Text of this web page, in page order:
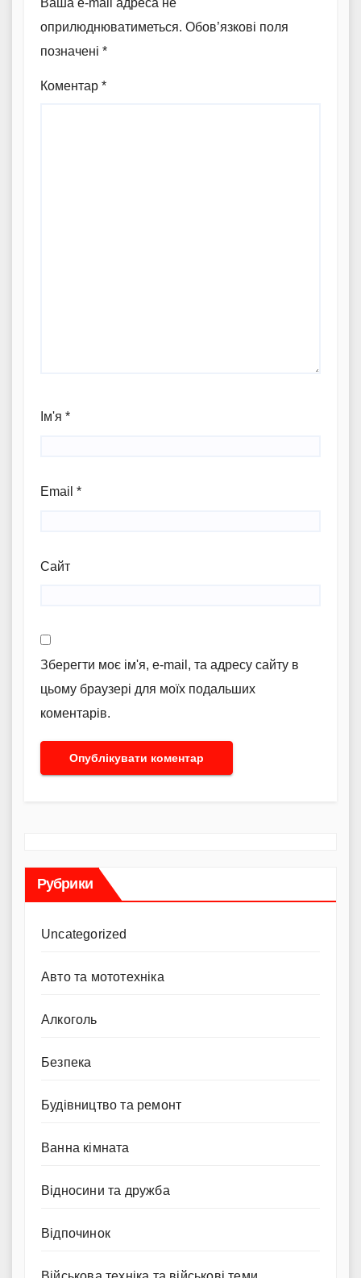
Ваша e-mail адреса не
оприлюднюватиметься. Обов’язкові поля
позначені *
Коментар *
Ім'я *
Email *
Сайт
Зберегти моє ім'я, e-mail, та адресу сайту в
цьому браузері для моїх подальших
коментарів.
Рубрики
Uncategorized
Авто та мототехніка
Алкоголь
Безпека
Будівництво та ремонт
Ванна кімната
Відносини та дружба
Відпочинок